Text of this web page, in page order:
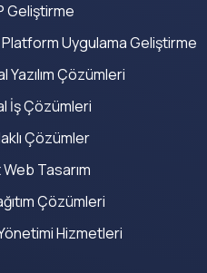
Geliştirme
Uygulama Geliştirme
Çözümleri
İş Çözümleri
Çözümler
Tasarım
Çözümleri
Hizmetleri